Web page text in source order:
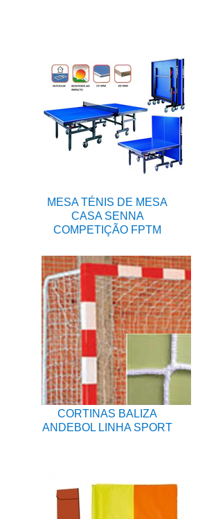
MESA TÉNIS DE MESA
CASA SENNA
COMPETIÇÃO FPTM
CORTINAS BALIZA
ANDEBOL LINHA SPORT